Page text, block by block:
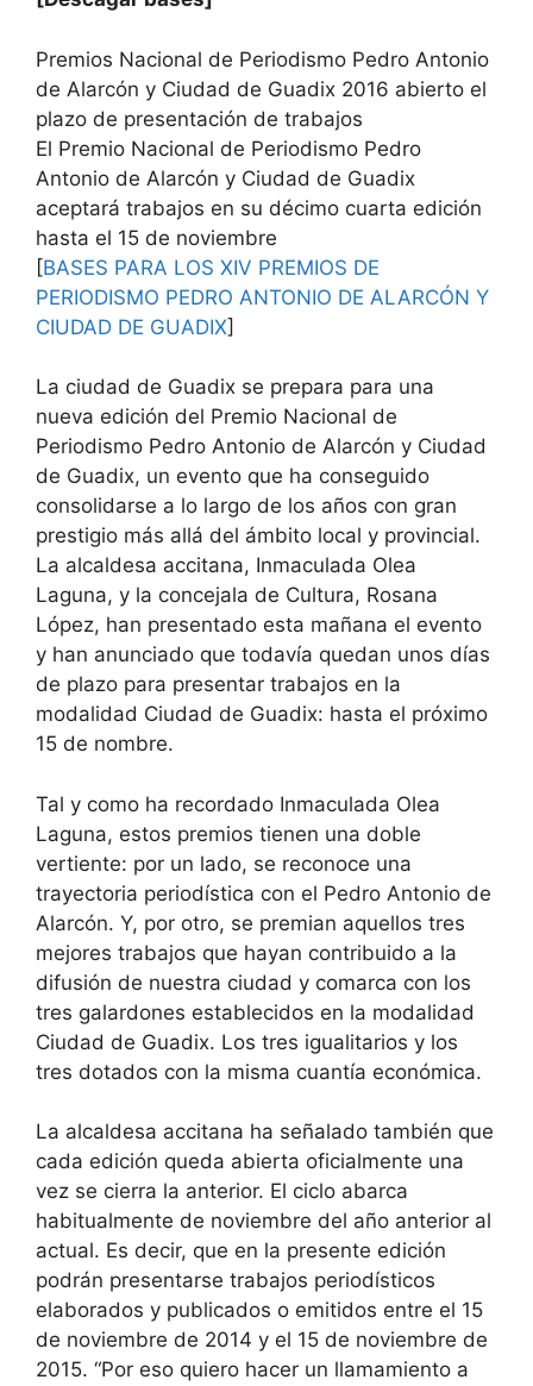
Premios Nacional de Periodismo Pedro Antonio
de Alarcón y Ciudad de Guadix 2016 abierto el
plazo de presentación de trabajos
El Premio Nacional de Periodismo Pedro
Antonio de Alarcón y Ciudad de Guadix
aceptará trabajos en su décimo cuarta edición
hasta el 15 de noviembre
[BASES PARA LOS XIV PREMIOS DE
PERIODISMO PEDRO ANTONIO DE ALARCÓN Y
CIUDAD DE GUADIX]
La ciudad de Guadix se prepara para una
nueva edición del Premio Nacional de
Periodismo Pedro Antonio de Alarcón y Ciudad
de Guadix, un evento que ha conseguido
consolidarse a lo largo de los años con gran
prestigio más allá del ámbito local y provincial.
La alcaldesa accitana, Inmaculada Olea
Laguna, y la concejala de Cultura, Rosana
López, han presentado esta mañana el evento
y han anunciado que todavía quedan unos días
de plazo para presentar trabajos en la
modalidad Ciudad de Guadix: hasta el próximo
15 de nombre.
Tal y como ha recordado Inmaculada Olea
Laguna, estos premios tienen una doble
vertiente: por un lado, se reconoce una
trayectoria periodística con el Pedro Antonio de
Alarcón. Y, por otro, se premian aquellos tres
mejores trabajos que hayan contribuido a la
difusión de nuestra ciudad y comarca con los
tres galardones establecidos en la modalidad
Ciudad de Guadix. Los tres igualitarios y los
tres dotados con la misma cuantía económica.
La alcaldesa accitana ha señalado también que
cada edición queda abierta oficialmente una
vez se cierra la anterior. El ciclo abarca
habitualmente de noviembre del año anterior al
actual. Es decir, que en la presente edición
podrán presentarse trabajos periodísticos
elaborados y publicados o emitidos entre el 15
de noviembre de 2014 y el 15 de noviembre de
2015. “Por eso quiero hacer un llamamiento a